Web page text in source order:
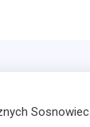
Sosnowiec